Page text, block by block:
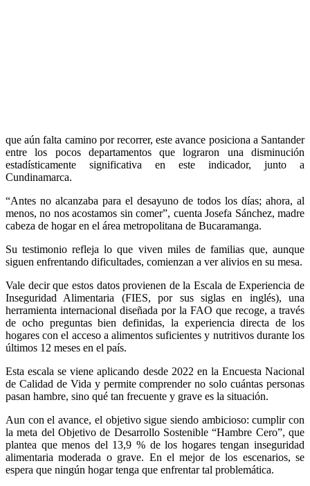
que aún falta camino por recorrer, este avance posiciona a Santander
entre los pocos departamentos que lograron una disminución
estadísticamente significativa en este indicador, junto a
Cundinamarca.
“Antes no alcanzaba para el desayuno de todos los días; ahora, al
menos, no nos acostamos sin comer”, cuenta Josefa Sánchez, madre
cabeza de hogar en el área metropolitana de Bucaramanga.
Su testimonio refleja lo que viven miles de familias que, aunque
siguen enfrentando dificultades, comienzan a ver alivios en su mesa.
Vale decir que estos datos provienen de la Escala de Experiencia de
Inseguridad Alimentaria (FIES, por sus siglas en inglés), una
herramienta internacional diseñada por la FAO que recoge, a través
de ocho preguntas bien definidas, la experiencia directa de los
hogares con el acceso a alimentos suficientes y nutritivos durante los
últimos 12 meses en el país.
Esta escala se viene aplicando desde 2022 en la Encuesta Nacional
de Calidad de Vida y permite comprender no solo cuántas personas
pasan hambre, sino qué tan frecuente y grave es la situación.
Aun con el avance, el objetivo sigue siendo ambicioso: cumplir con
la meta del Objetivo de Desarrollo Sostenible “Hambre Cero”, que
plantea que menos del 13,9 % de los hogares tengan inseguridad
alimentaria moderada o grave. En el mejor de los escenarios, se
espera que ningún hogar tenga que enfrentar tal problemática.